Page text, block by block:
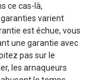
ce cas-là,
varient
est échue, vous
une garantie avec
pas sur le
les arnaqueurs